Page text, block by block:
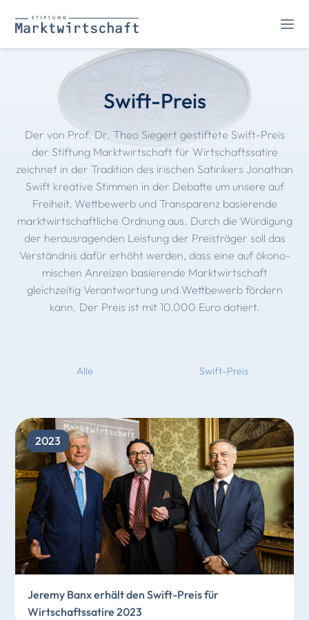
Swift-Preis
Der von Prof. Dr. Theo Siegert gestiftete Swift-Preis
der Stiftung Marktwirtschaft für Wirtschaftssatire
zeichnet in der Tradition des irischen Satirikers Jonathan
Swift kreative Stimmen in der Debatte um unsere auf
Freiheit, Wettbewerb und Transparenz basierende
marktwirtschaftliche Ordnung aus. Durch die Würdigung
der heraus­ragenden Leistung der Preisträger soll das
Verständnis dafür erhöht werden, dass eine auf ökono­
mischen Anreizen basierende Markt­wirtschaft
gleichzeitig Verantwortung und Wettbewerb fördern
kann. Der Preis ist mit 10.000 Euro dotiert.
Alle Swift-Preis
Jeremy Banx erhält den Swift-Preis für
Wirtschaftssatire 2023
2023